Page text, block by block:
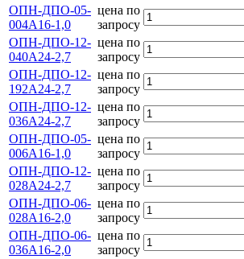
ОПН-ДПО-05-
004А16-1,0
цена по
запросу
ОПН-ДПО-12-
040А24-2,7
цена по
запросу
ОПН-ДПО-12-
192А24-2,7
цена по
запросу
ОПН-ДПО-12-
036А24-2,7
цена по
запросу
ОПН-ДПО-05-
006А16-1,0
цена по
запросу
ОПН-ДПО-12-
028А24-2,7
цена по
запросу
ОПН-ДПО-06-
028А16-2,0
цена по
запросу
ОПН-ДПО-06-
036А16-2,0
цена по
запросу